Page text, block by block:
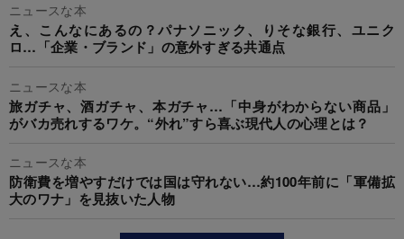
ニュースな本
え、こんなにあるの？パナソニック、りそな銀行、ユニク
ロ…「企業・ブランド」の意外すぎる共通点
ニュースな本
旅ガチャ、酒ガチャ、本ガチャ…「中身がわからない商品」
がバカ売れするワケ。“外れ”すら喜ぶ現代人の心理とは？
ニュースな本
防衛費を増やすだけでは国は守れない…約100年前に「軍備拡
大のワナ」を見抜いた人物